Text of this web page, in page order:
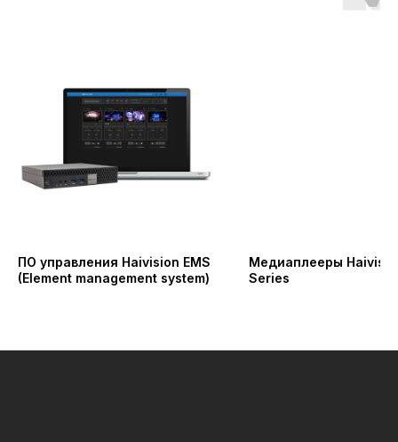
ПО управления Haivision EMS
(Element management system)
Медиаплееры
Series